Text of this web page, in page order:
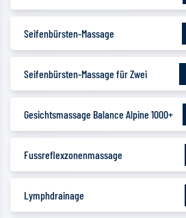
Seifenbürsten-Massage
Seifenbürsten-Massage für Zwei
Gesichtsmassage Balance Alpine 1000+
Fussreflexzonenmassage
Lymphdrainage